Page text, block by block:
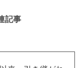
記事